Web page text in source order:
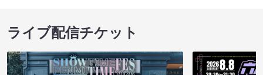
ライブ配信チケット